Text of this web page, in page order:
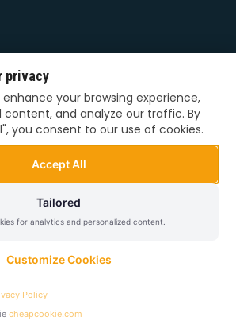
i dag. Vi er klar alle ugens dage.
privacy
your browsing experience,
content, and analyze our traffic. By
you consent to our use of cookies.
Accept All
Tailored
for analytics and personalized content.
Customize Cookies
Policy
cheapcookie.com